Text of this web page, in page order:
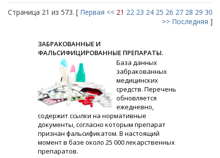
Страница 21 из 573. [ Первая << 21 22 23 24 25 26 27 28 29 30
>> Последняя ]
ЗАБРАКОВАННЫЕ И
ФАЛЬСИФИЦИРОВАННЫЕ ПРЕПАРАТЫ.
База данных
забракованных
медицинских
средств. Перечень
обновляется
ежедневно,
содержит ссылки на нормативные
документы, согласно которым препарат
признан фальсификатом. В настоящий
момент в базе около 25 000 лекарственных
препаратов.